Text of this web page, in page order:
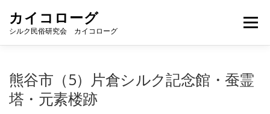
カイコローグ
シルク民俗研究会 カイコローグ
メニュー
熊谷市（5）片倉シルク記念館・蚕霊
塔・元素楼跡